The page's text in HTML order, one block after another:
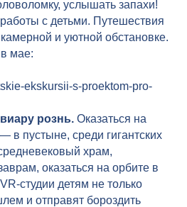
услышать запахи!
с детьми. Путешествия
и уютной обстановке.
мае:
ekskursii-s-proektom-pro-
рознь. Оказаться на
в пустыне, среди гигантских
храм,
оказаться на орбите в
студии детям не только
и отправят бороздить